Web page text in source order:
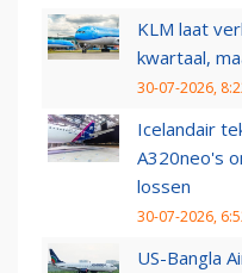
KLM laat
kwartaal,
30-07-2026,
Icelandair
A320neo's
lossen
30-07-2026,
US-Bangla